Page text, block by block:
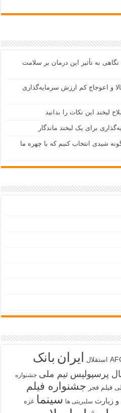
نگاهی به تأثیر این درمان بر سلامت
و اعوجاج کم ارزش سرمایه‌گذاری
لبخند این نکات را بدانید
برای یک لبخند ماندگار
شیدی انتخاب کنیم که با چهره ما
استقلال ایران بانک
پرسپولیس تیم ملی جشنواره
فیلم فجر جشنواره فیلم
زیارت سلبریتی ها سینما غزه